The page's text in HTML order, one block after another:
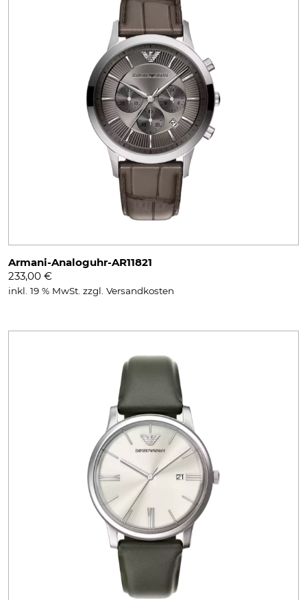
Armani-Analoguhr-AR11821
233,00 €
inkl. 19 % MwSt. zzgl. Versandkosten